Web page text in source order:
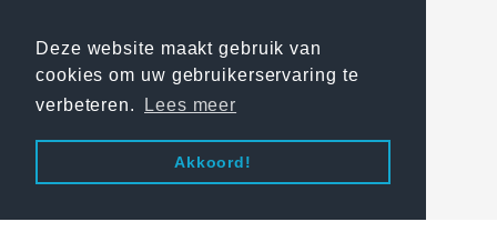
Deze website maakt gebruik van
cookies om uw gebruikerservaring te
verbeteren.
Lees meer
Akkoord!